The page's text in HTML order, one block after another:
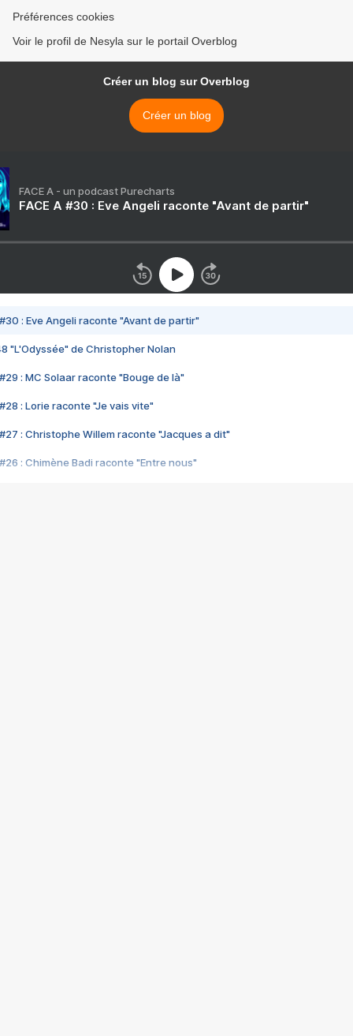
Préférences cookies
Voir le profil de Nesyla sur le portail Overblog
Créer un blog sur Overblog
Créer un blog
FACE A - un podcast Purecharts
FACE A #30 : Eve Angeli raconte "Avant de partir"
#30 : Eve Angeli raconte "Avant de partir"
"L'Odyssée" de Christopher Nolan
#29 : MC Solaar raconte "Bouge de là"
#28 : Lorie raconte "Je vais vite"
#27 : Christophe Willem raconte "Jacques a dit"
#26 : Chimène Badi raconte "Entre nous"